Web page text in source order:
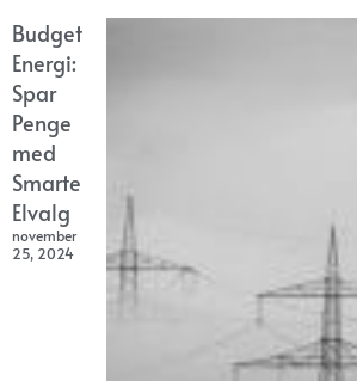
Budget
Energi:
Spar
Penge
med
Smarte
Elvalg
november
25, 2024